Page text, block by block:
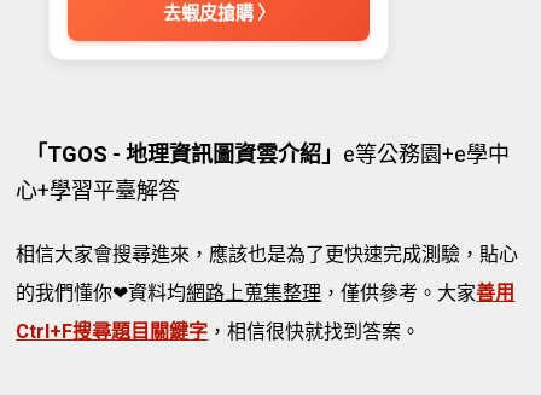
去蝦皮搶購 〉
「TGOS - 地理資訊圖資雲介紹」 e等公務園+e學中
心+學習平臺解答
相信大家會搜尋進來，應該也是為了更快速完成測驗，貼心
的我們懂你❤資料均網路上蒐集整理 ，僅供參考。大家善用
Ctrl+F搜尋題目關鍵字 ，相信很快就找到答案。